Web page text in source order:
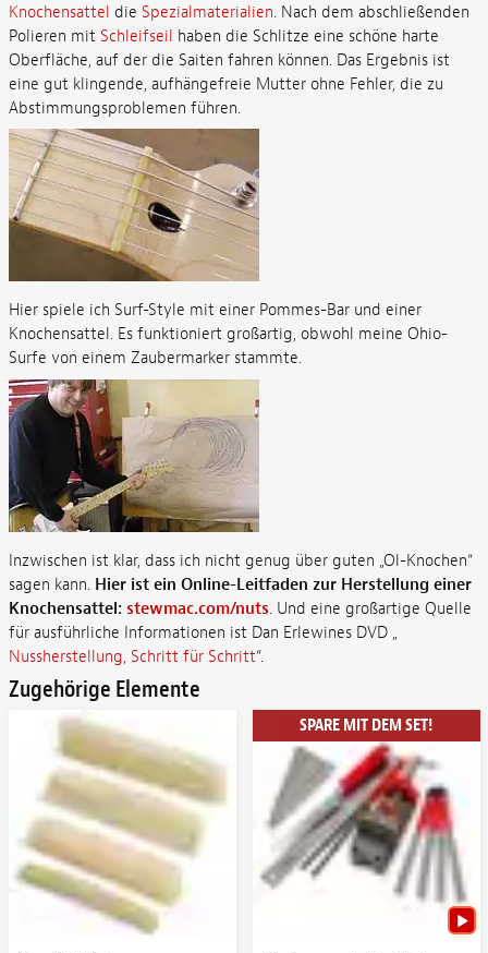
Knochensattel die Spezialmaterialien. Nach dem abschließenden
Polieren mit Schleifseil haben die Schlitze eine schöne harte
Oberfläche, auf der die Saiten fahren können. Das Ergebnis ist
eine gut klingende, aufhängefreie Mutter ohne Fehler, die zu
Abstimmungsproblemen führen.
Hier spiele ich Surf-Style mit einer Pommes-Bar und einer
Knochensattel. Es funktioniert großartig, obwohl meine Ohio-
Surfe von einem Zaubermarker stammte.
Inzwischen ist klar, dass ich nicht genug über guten „Ol-Knochen“
sagen kann. Hier ist ein Online-Leitfaden zur Herstellung einer
Knochensattel: stewmac.com/nuts. Und eine großartige Quelle
für ausführliche Informationen ist Dan Erlewines DVD „
Nussherstellung, Schritt für Schritt“.
Zugehörige Elemente
SPARE MIT DEM SET!